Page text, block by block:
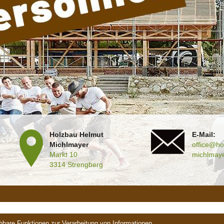
Holzbau Helmut
Michlmayer
Markt 10
3314 Strengberg
E-Mail: